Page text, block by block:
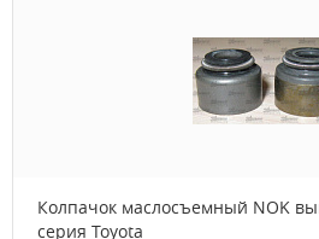
Колпачок маслосъемный NOK
серия Toyota